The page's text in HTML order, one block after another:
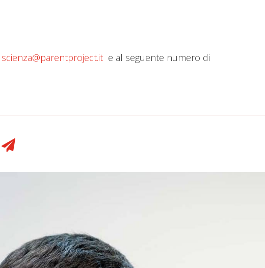
scienza@parentproject.it e al seguente numero di